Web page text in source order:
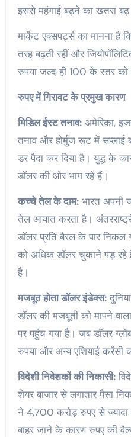
इससे महंगाई बढ़ने का खतरा बढ़
मार्केट एक्सपर्ट्स का मानना
तरह बढ़ती रहीं और
रुपया जल्द ही 100 के स्तर
रुपए में गिरावट के प्रमुख कारण
मिडिल ईस्ट तनाव:अमेरिका,
तनाव और होर्मुज रूट में सप्लाई
डर पैदा कर दिया है। युद्ध के
डॉलर की ओर भाग रहे हैं।
कच्चे तेल के दाम:भारत अपनी
तेल आयात करता है।
डॉलर प्रति बैरल के पार निकल
को अधिक डॉलर चुकाने पड़ रहे
है।
मजबूत होता डॉलर इंडेक्स:
डॉलर की मजबूती को मापने
पर पहुंच गया है। जब डॉलर
रुपया और अन्य एशियाई करेंसी
विदेशी निवेशकों की निकासी:
शेयर बाजार से लगातार पैसा
ने 4,700 करोड़ रुपए से
बाहर जाने के कारण रुपए की